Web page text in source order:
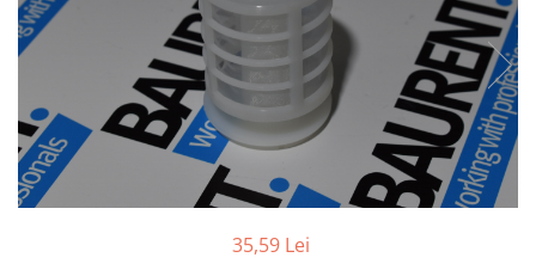
Punti - axe
Diverse piese transmisie
Planetare
Angrenaje transmisie
Grupuri conice
Convertizoare
Piese motor Yanmar
Piese Snorkel
Piese John Deere
Piese ZF
35,59 Lei